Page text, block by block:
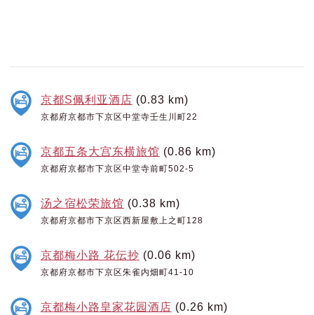
京都S佩利亚酒店 (0.83 km)
京都府京都市下京区中堂寺壬生川町22
京都五条大宫东横旅馆 (0.86 km)
京都府京都市下京区中堂寺前町502-5
汤之宿松荣旅馆 (0.38 km)
京都府京都市下京区西新屋敷上之町128
京都梅小路 花伝抄 (0.06 km)
京都府京都市下京区朱雀内畑町41-10
京都梅小路皇家花园酒店 (0.26 km)